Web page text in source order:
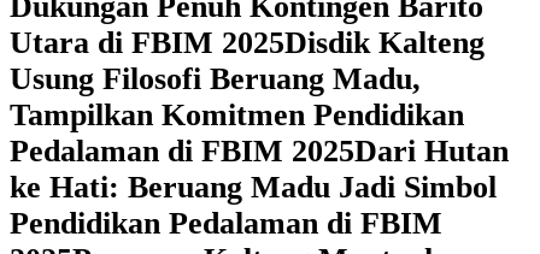
Utara di FBIM 2025Disdik Kalteng
Usung Filosofi Beruang Madu,
Tampilkan Komitmen Pendidikan
Pedalaman di FBIM 2025‎Dari Hutan
ke Hati: Beruang Madu Jadi Simbol
Pendidikan Pedalaman di FBIM